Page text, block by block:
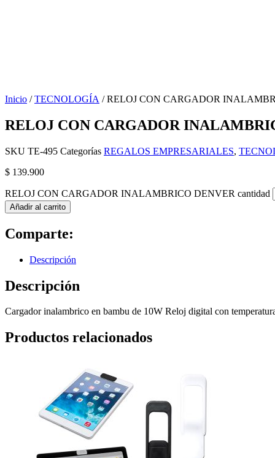
Inicio /TECNOLOGÍA / RELOJ CON CARGADOR
RELOJ CON CARGADOR
SKU TE-495 Categorías REGALOS EMPRESARIALES,
$ 139.900
RELOJ CON CARGADOR INALAMBRICO DENVER cantidad
Añadir al carrito
Comparte:
Descripción
Descripción
Cargador inalambrico en bambu de 10W Reloj digital con
Productos relacionados